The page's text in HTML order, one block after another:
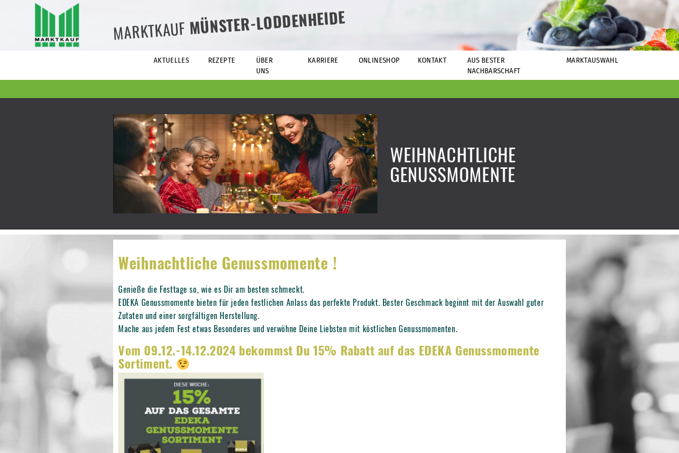
MARKTKAUFMÜNSTER-LODDENHEIDE
AKTUELLES REZEPTE
ÜBER
UNS
KARRIERE ONLINESHOP KONTAKT
AUS BESTER
NACHBARSCHAFT
MARKTAUSWAHL
WEIHNACHTLICHE
GENUSSMOMENTE
Weihnachtliche Genussmomente !
Genieße die Festtage so, wie es Dir am besten schmeckt.
EDEKA Genussmomente bieten für jeden festlichen Anlass das perfekte Produkt. Bester Geschmack beginnt mit der Auswahl guter
Zutaten und einer sorgfältigen Herstellung.
Mache aus jedem Fest etwas Besonderes und verwöhne Deine Liebsten mit köstlichen Genussmomenten.
Vom 09.12.-14.12.2024 bekommst Du 15% Rabatt auf das EDEKA Genussmomente
Sortiment.